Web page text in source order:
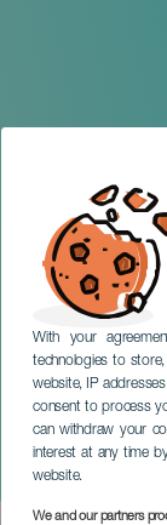
With your
technologies to
website, IP
consent to process
can withdraw your
interest at any time
website.
We and our partners
Paula
pokolba
LANZAROTE